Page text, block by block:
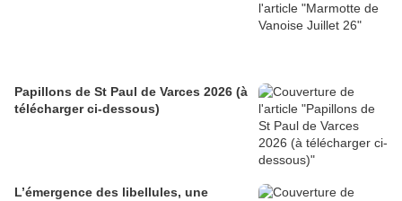
Papillons de St Paul de Varces 2026 (à
télécharger ci-dessous)
L’émergence des libellules, une